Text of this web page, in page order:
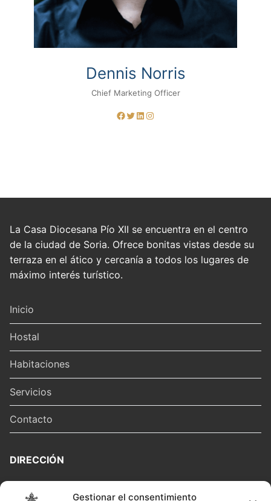
Gestionar el consentimiento
Dennis Norris
Chief Marketing Officer
Facebook Twitter LinkedIn Instagram
La Casa Diocesana Pío XII se encuentra en el centro
de la ciudad de Soria. Ofrece bonitas vistas desde su
terraza en el ático y cercanía a todos los lugares de
máximo interés turístico.
Inicio
Hostal
Habitaciones
Servicios
Contacto
DIRECCIÓN
Calle San Juan, 5, 42002. Soria